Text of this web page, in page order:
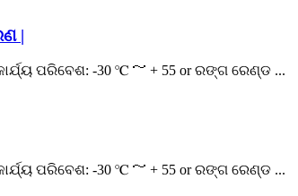
|
ପରିବେଶ: -30 ℃ ～ + 55 or ରଙ୍ଗ ରେଣ୍ଡ ...
ପରିବେଶ: -30 ℃ ～ + 55 or ରଙ୍ଗ ରେଣ୍ଡ ...